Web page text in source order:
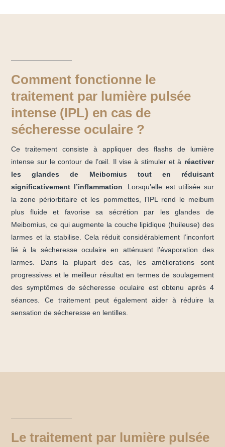
Comment fonctionne le
traitement par lumière pulsée
intense (IPL) en cas de
sécheresse oculaire ?
Ce traitement consiste à appliquer des flashs de lumière
intense sur le contour de l’œil. Il vise à stimuler et à réactiver
les glandes de Meibomius tout en réduisant
significativement l’inflammation . Lorsqu’elle est utilisée sur
la zone périorbitaire et les pommettes, l’IPL rend le meibum
plus fluide et favorise sa sécrétion par les glandes de
Meibomius, ce qui augmente la couche lipidique (huileuse) des
larmes et la stabilise. Cela réduit considérablement l’inconfort
lié à la sécheresse oculaire en atténuant l’évaporation des
larmes. Dans la plupart des cas, les améliorations sont
progressives et le meilleur résultat en termes de soulagement
des symptômes de sécheresse oculaire est obtenu après 4
séances. Ce traitement peut également aider à réduire la
sensation de sécheresse en lentilles.
Le traitement par lumière pulsée